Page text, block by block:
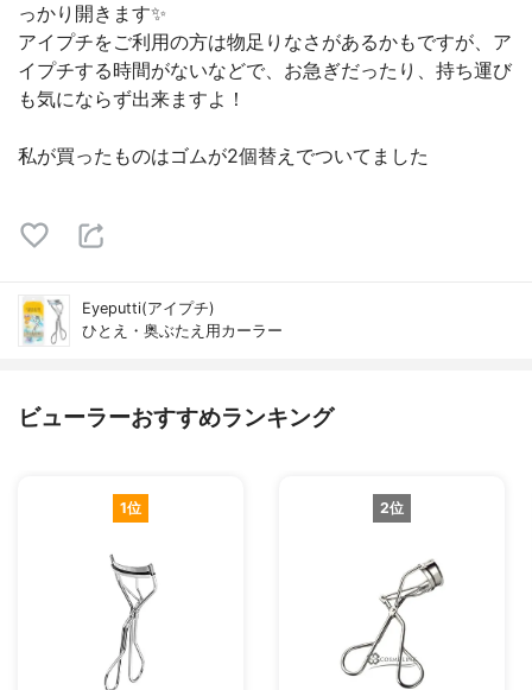
っかり開きます✨
アイプチをご利用の方は物足りなさがあるかもですが、ア
イプチする時間がないなどで、お急ぎだったり、持ち運び
も気にならず出来ますよ！
私が買ったものはゴムが2個替えでついてました
Eyeputti(アイプチ)
ひとえ・奥ぶたえ用カーラー
ビューラーおすすめランキング
1位 2位